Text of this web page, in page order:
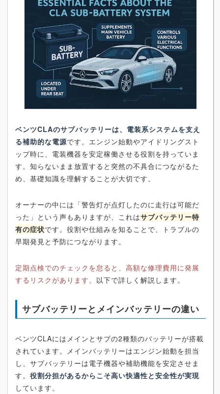
ベンツCLAのサブバッテリーは、電装系システムを支え
る補助的な電源です。エンジン始動やアイドリングスト
ップ時に、電装機器を安定稼働させる役割を持っていま
す。知らないまま放置すると突然の不具合につながるた
め、基礎知識を理解することが大切です。
オーナーの中には「警告灯が点灯したのに走行は可能だ
った」という声もありますが、これはサブバッテリー特
有の症状です。役割や仕組みを知ることで、トラブルの
早期発見と予防につながります。
定期点検でのチェックを怠ると、高額な修理費用に発展
するリスクがあります。 以下で詳しく解説します。
サブバッテリーとメインバッテリーの違い
ベンツCLAにはメインとサブの2種類のバッテリーが搭載
されています。メインバッテリーはエンジン始動を担当
し、サブバッテリーは電子機器や補助機能を安定させま
す。 役割分担があるからこそ高い快適性と安全性が実現
しています。